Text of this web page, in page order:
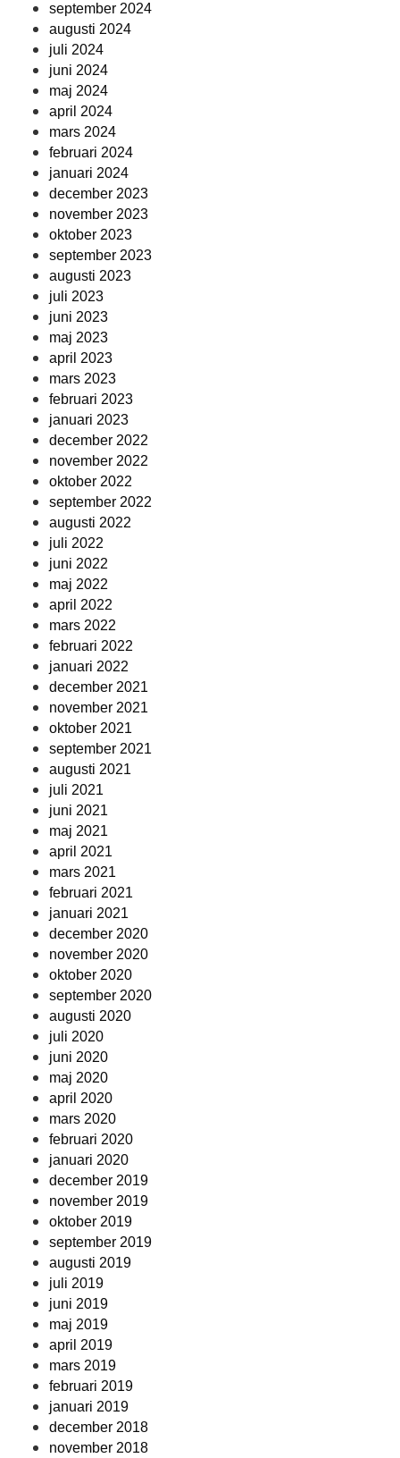
september 2024
augusti 2024
juli 2024
juni 2024
maj 2024
april 2024
mars 2024
februari 2024
januari 2024
december 2023
november 2023
oktober 2023
september 2023
augusti 2023
juli 2023
juni 2023
maj 2023
april 2023
mars 2023
februari 2023
januari 2023
december 2022
november 2022
oktober 2022
september 2022
augusti 2022
juli 2022
juni 2022
maj 2022
april 2022
mars 2022
februari 2022
januari 2022
december 2021
november 2021
oktober 2021
september 2021
augusti 2021
juli 2021
juni 2021
maj 2021
april 2021
mars 2021
februari 2021
januari 2021
december 2020
november 2020
oktober 2020
september 2020
augusti 2020
juli 2020
juni 2020
maj 2020
april 2020
mars 2020
februari 2020
januari 2020
december 2019
november 2019
oktober 2019
september 2019
augusti 2019
juli 2019
juni 2019
maj 2019
april 2019
mars 2019
februari 2019
januari 2019
december 2018
november 2018